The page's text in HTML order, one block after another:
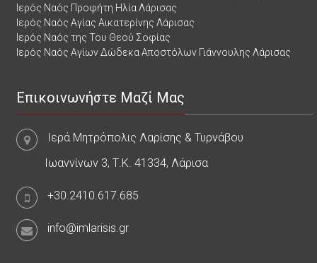
Ιερός Ναός Προφήτη Ηλία Λάρισας
Ιερός Ναός Αγίας Αικατερίνης Λάρισας
Ιερός Ναός της Του Θεού Σοφίας
Ιερός Ναός Αγίων Δώδεκα Αποστόλων Γιάννουλης Λάρισας
Επικοινωνήστε Μαζί Μας
Ιερά Μητρόπολις Λαρίσης & Τυρνάβου
Ιωαννίνων 3, Τ.Κ. 41334, Λάρισα
+30.2410.617.685
info@imlarisis.gr